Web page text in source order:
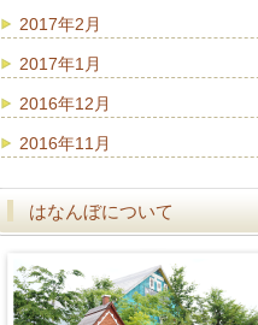
2017年2月
2017年1月
2016年12月
2016年11月
はなんぼについて